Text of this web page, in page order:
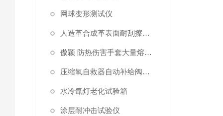
网球变形测试仪
人造革合成革表面耐刮擦综合测试仪
傲颖 防热伤害手套大量熔融金属泼溅测试仪
压缩氧自救器自动补给阀门和安全阀开启压力
水冷氙灯老化试验箱
涂层耐冲击试验仪